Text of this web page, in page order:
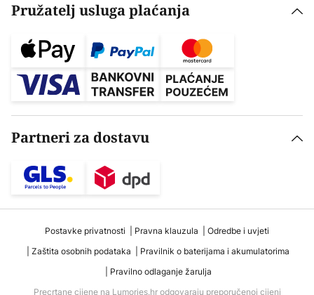
Pružatelj usluga plaćanja
Partneri za dostavu
Postavke privatnosti Pravna klauzula
Odredbe i uvjeti
Zaštita osobnih podataka
Pravilnik o baterijama i akumulatorima
Pravilno odlaganje žarulja
Precrtane cijene na Lumories.hr odgovaraju preporučenoj cijeni